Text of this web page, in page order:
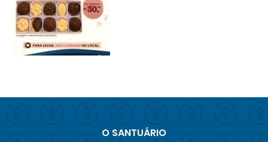
O SANTUÁRIO